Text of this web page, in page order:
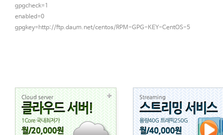
gpgcheck=1
enabled=0
gpgkey=http://ftp.daum.net/centos/RPM-GPG-KEY-CentOS-5